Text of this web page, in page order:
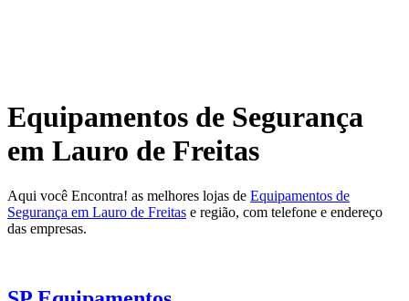
Equipamentos de Segurança
em Lauro de Freitas
Aqui você Encontra! as melhores lojas de Equipamentos de
Segurança em Lauro de Freitas e região, com telefone e endereço
das empresas.